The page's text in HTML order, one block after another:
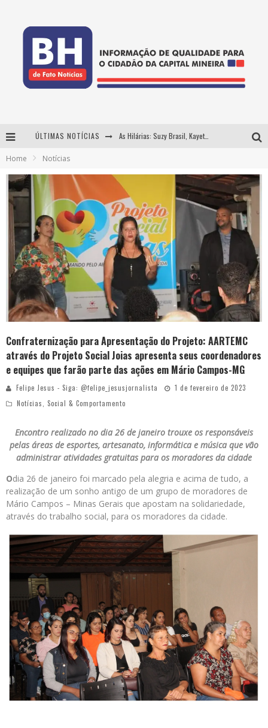
ÚLTIMAS NOTÍCIAS As Hilárias: Suzy Brasil, Kayete e Karoline Absinto retornam a Belo Horizonte para apresentação única no Teatro Sesiminas
Hot Wheels Monster Trucks Live™ confirma Belo Horizonte na turnê América do Sul 2027
Home Notícias
Confraternização para Apresentação do Projeto: AARTEMC
através do Projeto Social Joias apresenta seus coordenadores
e equipes que farão parte das ações em Mário Campos-MG
Felipe Jesus - Siga: @felipe_jesusjornalista
1 de fevereiro de 2023
Notícias
Social & Comportamento
Encontro realizado no dia 26 de janeiro trouxe os responsáveis
pelas áreas de esportes, artesanato, informática e música que vão
administrar atividades gratuitas para os moradores da cidade
Odia 26 de janeiro foi marcado pela alegria e acima de tudo, a
realização de um sonho antigo de um grupo de moradores de
Mário Campos – Minas Gerais que apostam na solidariedade,
através do trabalho social, para os moradores da cidade.